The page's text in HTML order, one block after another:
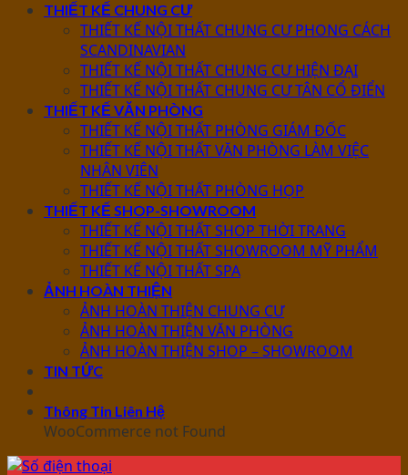
THIẾT KẾ CHUNG CƯ
THIẾT KẾ NỘI THẤT CHUNG CƯ PHONG CÁCH
SCANDINAVIAN
THIẾT KẾ NỘI THẤT CHUNG CƯ HIỆN ĐẠI
THIẾT KẾ NỘI THẤT CHUNG CƯ TÂN CỔ ĐIỂN
THIẾT KẾ VĂN PHÒNG
THIẾT KẾ NỘI THẤT PHÒNG GIÁM ĐỐC
THIẾT KẾ NỘI THẤT VĂN PHÒNG LÀM VIỆC
NHÂN VIÊN
THIẾT KẾ NỘI THẤT PHÒNG HỌP
THIẾT KẾ SHOP-SHOWROOM
THIẾT KẾ NỘI THẤT SHOP THỜI TRANG
THIẾT KẾ NỘI THẤT SHOWROOM MỸ PHẨM
THIẾT KẾ NỘI THẤT SPA
ẢNH HOÀN THIỆN
ẢNH HOÀN THIỆN CHUNG CƯ
ẢNH HOÀN THIỆN VĂN PHÒNG
ẢNH HOÀN THIỆN SHOP – SHOWROOM
TIN TỨC
Thông Tin Liên Hệ
WooCommerce not Found